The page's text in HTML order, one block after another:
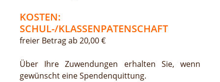
KOSTEN:
SCHUL-/KLASSENPATENSCHAFT
freier Betrag ab 20,00 €
Über Ihre Zuwendungen erhalten Sie, wenn
gewünscht eine Spendenquittung.